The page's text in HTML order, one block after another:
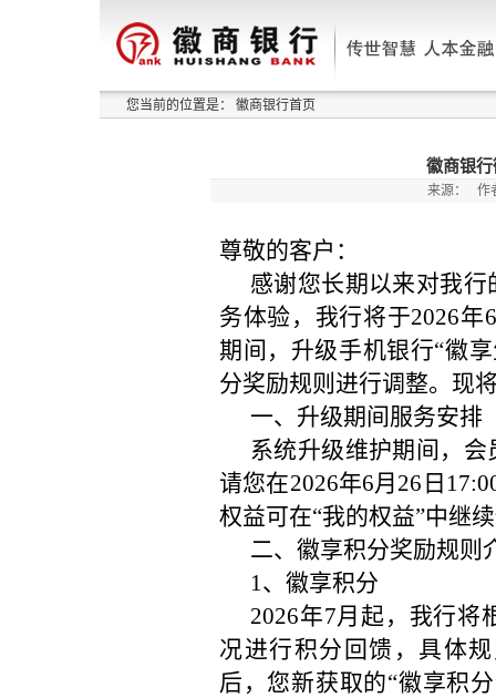
您当前的位置是： 徽商银行首页
徽商银
来源： 作